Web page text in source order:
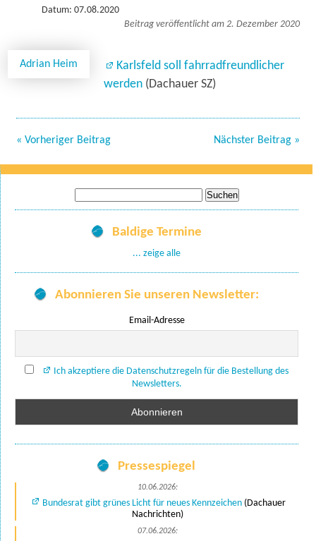
Datum: 07.08.2020
Beitrag veröffentlicht am 2. Dezember 2020
Adrian Heim
Karlsfeld soll fahrradfreundlicher
werden (Dachauer SZ)
« Vorheriger Beitrag Nächster Beitrag »
nach:
Baldige Termine
... zeige alle
Abonnieren Sie unseren Newsletter:
Email-Adresse
Ich akzeptiere die Datenschutzregeln für die Bestellung des
Newsletters.
Pressespiegel
10.06.2026:
Bundesrat gibt grünes Licht für neues Kennzeichen(Dachauer
Nachrichten)
07.06.2026: